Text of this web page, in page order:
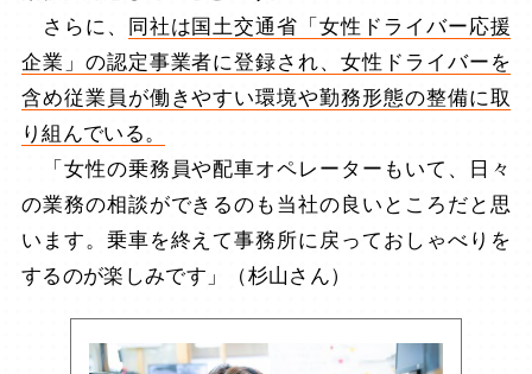
さらに、
同社は国土交通省「女性ドライバー応援
企業」の認定事業者に登録され、女性ドライバーを
含め従業員が働きやすい環境や勤務形態の整備に取
り組んでいる。
「女性の乗務員や配車オペレーターもいて、日々
の業務の相談ができるのも当社の良いところだと思
います。乗車を終えて事務所に戻っておしゃべりを
するのが楽しみです」（杉山さん）